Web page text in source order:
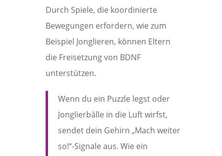
Durch Spiele, die koordinierte
Bewegungen erfordern, wie zum
Beispiel Jonglieren, können Eltern
die Freisetzung von BDNF
unterstützen.
Wenn du ein Puzzle legst oder
Jonglierbälle in die Luft wirfst,
sendet dein Gehirn „Mach weiter
so!“-Signale aus. Wie ein